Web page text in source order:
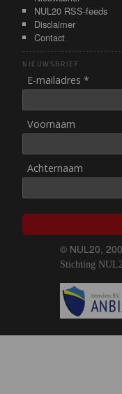
NUL20 RSS-feeds
Disclaimer
Contact
NIEUWSBRIEF
E-mailadres *
Voornaam
Achternaam
© NUL20,
Stichting
Image